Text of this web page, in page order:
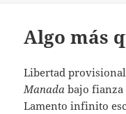
Algo más
Libertad
Manada bajo fianza
Lamento infinito